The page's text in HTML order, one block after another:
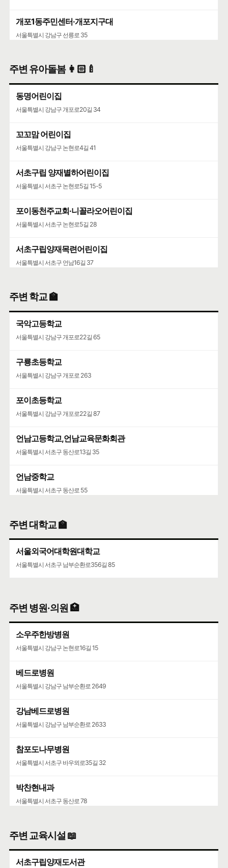
개포1동주민센터·개포지구대
서울특별시 강남구 선릉로 35
주변 유아돌봄 👩🏻‍🍼
동명어린이집
서울특별시 강남구 개포로20길 34
꼬꼬맘 어린이집
서울특별시 강남구 논현로4길 41
서초구립 양재별하어린이집
서울특별시 서초구 논현로5길 15-5
포이동천주교회·니꼴라오어린이집
서울특별시 서초구 논현로5길 28
서초구립양재목련어린이집
서울특별시 서초구 언남16길 37
주변 학교 🏫
국악고등학교
서울특별시 강남구 개포로22길 65
구룡초등학교
서울특별시 강남구 개포로 263
포이초등학교
서울특별시 강남구 개포로22길 87
언남고등학교,언남교육문화회관
서울특별시 서초구 동산로13길 35
언남중학교
서울특별시 서초구 동산로 55
주변 대학교 🏫
서울외국어대학원대학교
서울특별시 서초구 남부순환로356길 85
주변 병원·의원 🏥
소우주한방병원
서울특별시 강남구 논현로16길 15
베드로병원
서울특별시 강남구 남부순환로 2649
강남베드로병원
서울특별시 강남구 남부순환로 2633
참포도나무병원
서울특별시 서초구 바우뫼로35길 32
박찬현내과
서울특별시 서초구 동산로 78
주변 교육시설 📖
서초구립양재도서관